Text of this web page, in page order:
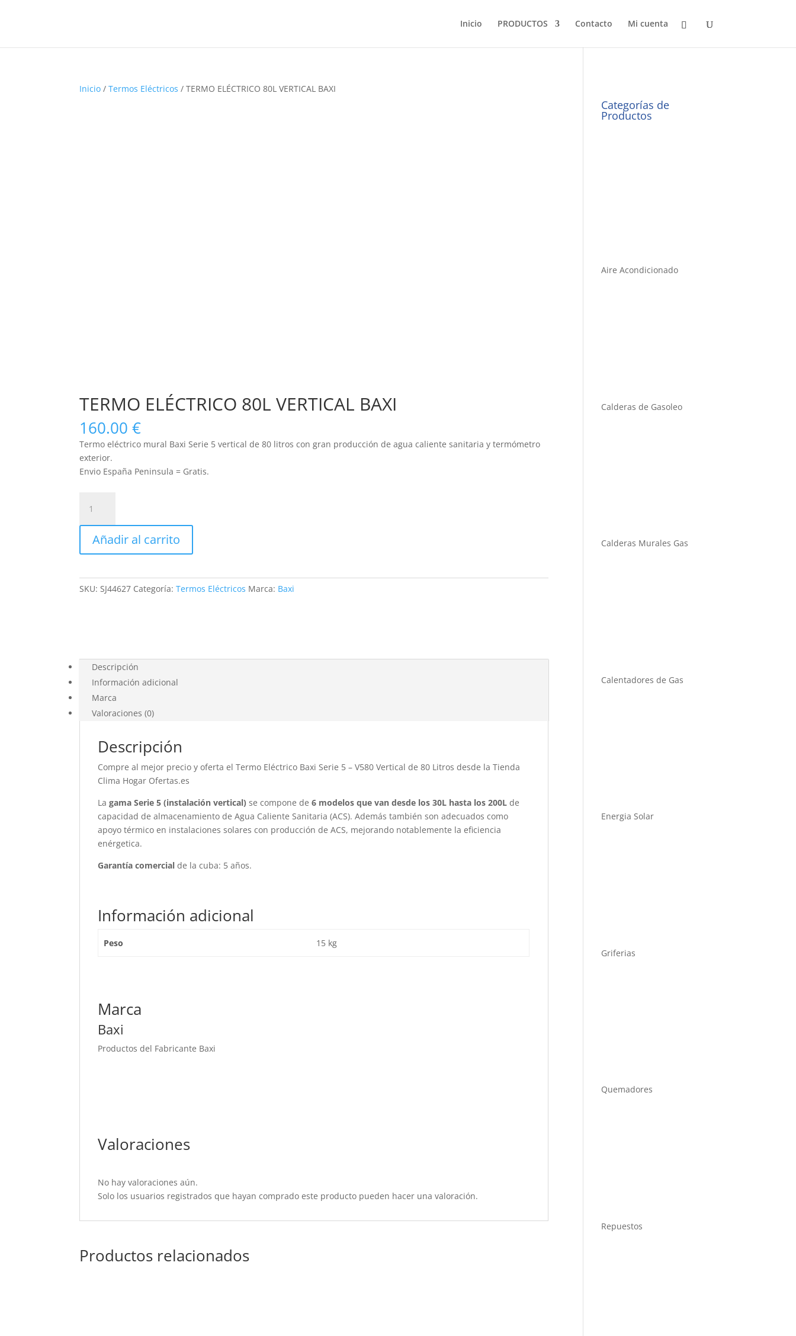
Inicio PRODUCTOS Contacto Mi cuenta
Inicio /Termos Eléctricos / TERMO ELÉCTRICO 80L VERTICAL BAXI
TERMO ELÉCTRICO 80L VERTICAL BAXI
160.00€
Termo eléctrico mural Baxi Serie 5 vertical de 80 litros con gran producción de agua caliente sanitaria y termómetro
exterior.
Envio España Peninsula = Gratis.
ELÉCTRICO
80L
VERTICAL
BAXI
Añadir al carrito
SKU:SJ44627 Categoría:Termos Eléctricos Marca: Baxi
Descripción
Información adicional
Marca
Valoraciones (0)
Descripción
Compre al mejor precio y oferta el Termo Eléctrico Baxi Serie 5 – V580 Vertical de 80 Litros desde la Tienda
Clima Hogar Ofertas.es
La gama Serie 5 (instalación vertical) se compone de6 modelos que van desde los 30L hasta los 200L de
capacidad de almacenamiento de Agua Caliente Sanitaria (ACS). Además también son adecuados como
apoyo térmico en instalaciones solares con producción de ACS, mejorando notablemente la eficiencia
enérgetica.
Garantía comercial de la cuba: 5 años.
Información adicional
Peso 15 kg
Marca
Baxi
Productos del Fabricante Baxi
Valoraciones
No hay valoraciones aún.
Solo los usuarios registrados que hayan comprado este producto pueden hacer una valoración.
Productos relacionados
Categorías de
Productos
Aire Acondicionado
Calderas de Gasoleo
Calderas Murales Gas
Calentadores de Gas
Energia Solar
Griferias
Quemadores
Repuestos